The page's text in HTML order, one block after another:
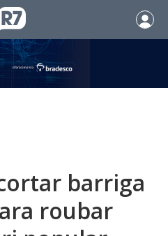
barriga
roubar